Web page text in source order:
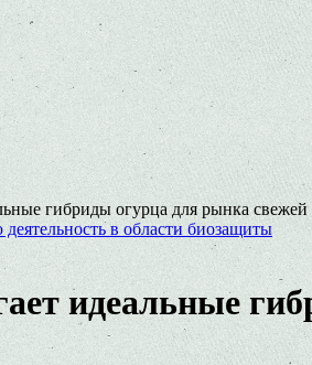
гибриды огурца для рынка
в области биозащиты
идеальные